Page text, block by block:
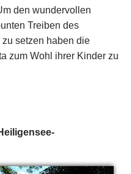
den wundervollen
Treiben des
setzen haben die
zum Wohl ihrer Kinder zu